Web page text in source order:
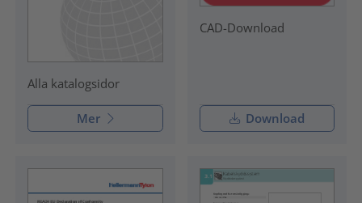
Alla katalogsidor
Mer
CAD-Download
Download